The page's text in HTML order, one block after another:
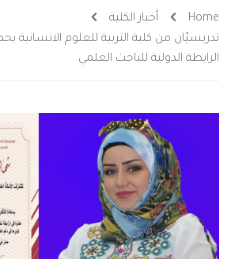
Home
أخبار الكلية
تدريسيّان من كلية التربية للعلوم
الرابطة الدولية للباحث العلمي